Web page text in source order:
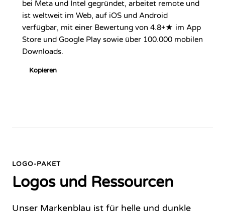
bei Meta und Intel gegründet, arbeitet remote und
ist weltweit im Web, auf iOS und Android
verfügbar, mit einer Bewertung von 4.8+★ im App
Store und Google Play sowie über 100.000 mobilen
Downloads.
Kopieren
LOGO-PAKET
Logos und Ressourcen
Unser Markenblau ist für helle und dunkle